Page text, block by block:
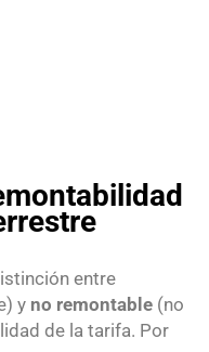
entre
y no remontable (no
de la tarifa. Por